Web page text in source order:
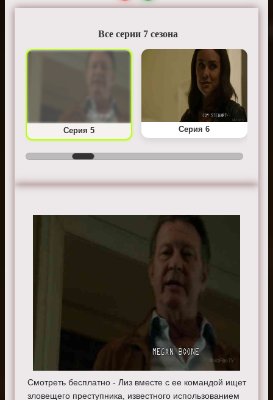
Все серии 7 сезона
Серия 5 Серия 6
Смотреть бесплатно - Лиз вместе с ее командой ищет
зловещего преступника, известного использованием